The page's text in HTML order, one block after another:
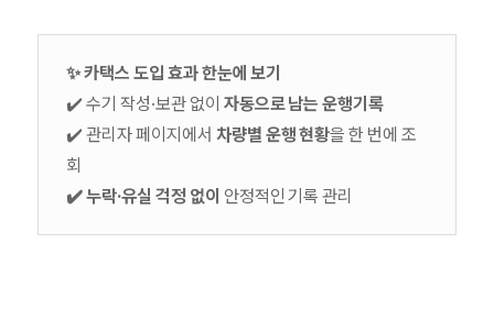
✨ 카택스 도입 효과 한눈에 보기
✔️ 수기 작성·보관 없이 자동으로 남는 운행기록
✔️ 관리자 페이지에서 차량별 운행 현황을 한 번에 조
회
✔️ 누락·유실 걱정 없이 안정적인 기록 관리